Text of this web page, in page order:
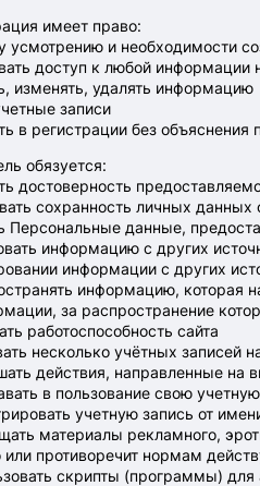
имеет право:
усмотрению и необходимости
доступ к любой информации
изменять, удалять информацию
записи
в регистрации без объяснения
обязуется:
достоверность
сохранность личных данных
Персональные данные,
информацию с других
информации с других
информацию, которая
за распространение
работоспособность сайта
несколько учётных записей
действия, направленные на
в пользование свою
учетную запись от
материалы рекламного,
противоречит нормам
скрипты (программы)